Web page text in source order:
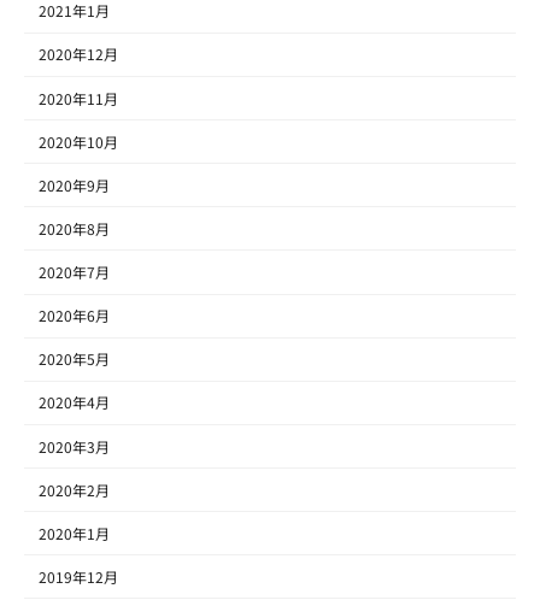
2021年1月
2020年12月
2020年11月
2020年10月
2020年9月
2020年8月
2020年7月
2020年6月
2020年5月
2020年4月
2020年3月
2020年2月
2020年1月
2019年12月